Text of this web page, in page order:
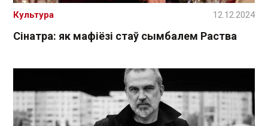
Сінатра: як мафіёзі стаў сымбалем Раства
Культура 12.12.2024